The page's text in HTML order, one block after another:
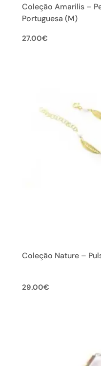
Coleção Amarilis –
Portuguesa (M)
27.00€
Coleção Nature –
29.00€